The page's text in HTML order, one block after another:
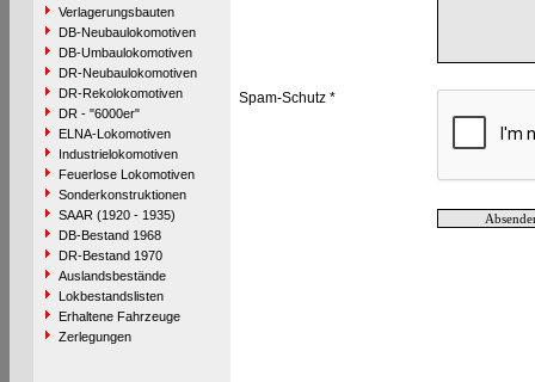
Verlagerungsbauten
DB-Neubaulokomotiven
DB-Umbaulokomotiven
DR-Neubaulokomotiven
DR-Rekolokomotiven
DR - "6000er"
ELNA-Lokomotiven
Industrielokomotiven
Feuerlose Lokomotiven
Sonderkonstruktionen
SAAR (1920 - 1935)
DB-Bestand 1968
DR-Bestand 1970
Auslandsbestände
Lokbestandslisten
Erhaltene Fahrzeuge
Zerlegungen
Spam-Schutz *